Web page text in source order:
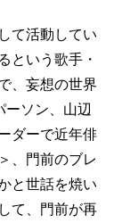
て活動してい
という歌手・
、妄想の世界
ーソン、山辺
ダーで近年俳
、門前のブレ
と世話を焼い
て、門前が再